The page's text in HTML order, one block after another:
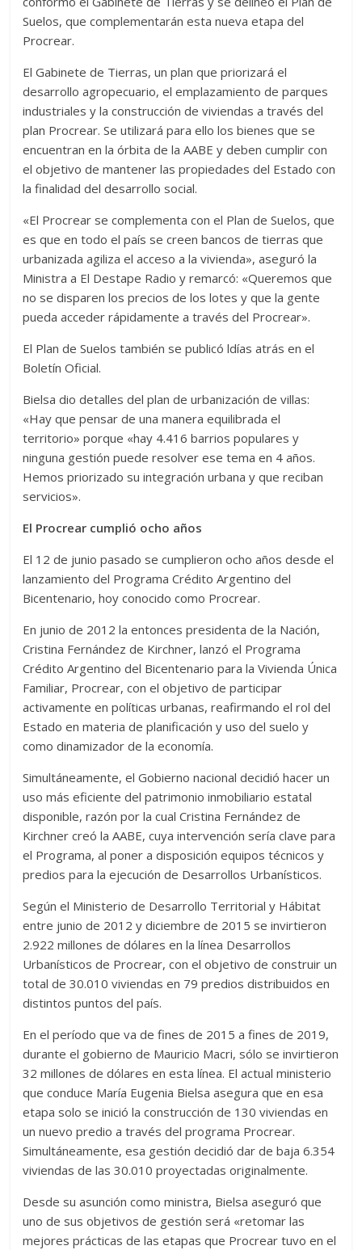
Suelos, que complementarán esta nueva etapa del
Procrear.
El Gabinete de Tierras, un plan que priorizará el
desarrollo agropecuario, el emplazamiento de parques
industriales y la construcción de viviendas a través del
plan Procrear. Se utilizará para ello los bienes que se
encuentran en la órbita de la AABE y deben cumplir con
el objetivo de mantener las propiedades del Estado con
la finalidad del desarrollo social.
«El Procrear se complementa con el Plan de Suelos, que
es que en todo el país se creen bancos de tierras que
urbanizada agiliza el acceso a la vivienda», aseguró la
Ministra a El Destape Radio y remarcó: «Queremos que
no se disparen los precios de los lotes y que la gente
pueda acceder rápidamente a través del Procrear».
El Plan de Suelos también se publicó ldías atrás en el
Boletín Oficial.
Bielsa dio detalles del plan de urbanización de villas:
«Hay que pensar de una manera equilibrada el
territorio» porque «hay 4.416 barrios populares y
ninguna gestión puede resolver ese tema en 4 años.
Hemos priorizado su integración urbana y que reciban
servicios».
El Procrear cumplió ocho años
El 12 de junio pasado se cumplieron ocho años desde el
lanzamiento del Programa Crédito Argentino del
Bicentenario, hoy conocido como Procrear.
En junio de 2012 la entonces presidenta de la Nación,
Cristina Fernández de Kirchner, lanzó el Programa
Crédito Argentino del Bicentenario para la Vivienda Única
Familiar, Procrear, con el objetivo de participar
activamente en políticas urbanas, reafirmando el rol del
Estado en materia de planificación y uso del suelo y
como dinamizador de la economía.
Simultáneamente, el Gobierno nacional decidió hacer un
uso más eficiente del patrimonio inmobiliario estatal
disponible, razón por la cual Cristina Fernández de
Kirchner creó la AABE, cuya intervención sería clave para
el Programa, al poner a disposición equipos técnicos y
predios para la ejecución de Desarrollos Urbanísticos.
Según el Ministerio de Desarrollo Territorial y Hábitat
entre junio de 2012 y diciembre de 2015 se invirtieron
2.922 millones de dólares en la línea Desarrollos
Urbanísticos de Procrear, con el objetivo de construir un
total de 30.010 viviendas en 79 predios distribuidos en
distintos puntos del país.
En el período que va de fines de 2015 a fines de 2019,
durante el gobierno de Mauricio Macri, sólo se invirtieron
32 millones de dólares en esta línea. El actual ministerio
que conduce María Eugenia Bielsa asegura que en esa
etapa solo se inició la construcción de 130 viviendas en
un nuevo predio a través del programa Procrear.
Simultáneamente, esa gestión decidió dar de baja 6.354
viviendas de las 30.010 proyectadas originalmente.
Desde su asunción como ministra, Bielsa aseguró que
uno de sus objetivos de gestión será «retomar las
mejores prácticas de las etapas que Procrear tuvo en el